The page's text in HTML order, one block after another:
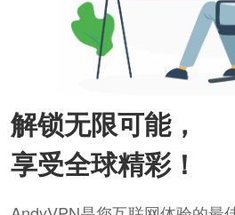
解锁无限可能，
享受全球精彩！